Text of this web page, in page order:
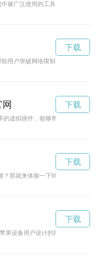
被广泛使用的工具，究竟是给玩
用户突破网络限制，实现网络自
下载
的虚拟插件，能够帮助用户快速完
下载
？那就来体验一下tiktok加速器吧
下载
果设备用户设计的网络加速工具
下载